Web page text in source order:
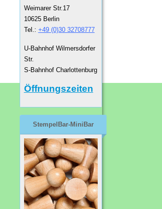
Weimarer Str.17
10625 Berlin
Tel.: +49 (0)30 32708777
U-Bahnhof Wilmersdorfer
Str.
S-Bahnhof Charlottenburg
Öffnungszeiten
StempelBar-MiniBar